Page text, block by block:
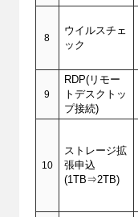
8
ウイルスチェ
ック
9
RDP(リモー
トデスクトッ
プ接続)
10
ストレージ拡
張申込
(1TB⇒2TB)